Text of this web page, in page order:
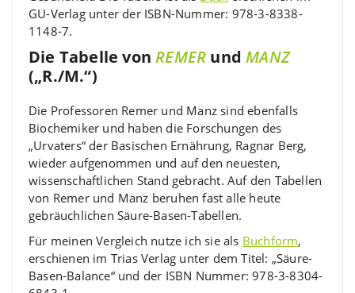
GU-Verlag unter der ISBN-Nummer: 978-3-8338-
1148-7.
Die Tabelle vonREMER undMANZ
(„R./M.“)
Die Professoren Remer und Manz sind ebenfalls
Biochemiker und haben die Forschungen des
„Urvaters“ der Basischen Ernährung, Ragnar Berg,
wieder aufgenommen und auf den neuesten,
wissenschaftlichen Stand gebracht. Auf den Tabellen
von Remer und Manz beruhen fast alle heute
gebräuchlichen Säure-Basen-Tabellen.
Für meinen Vergleich nutze ich sie als Buchform,
erschienen im Trias Verlag unter dem Titel: „Säure-
Basen-Balance“ und der ISBN Nummer: 978-3-8304-